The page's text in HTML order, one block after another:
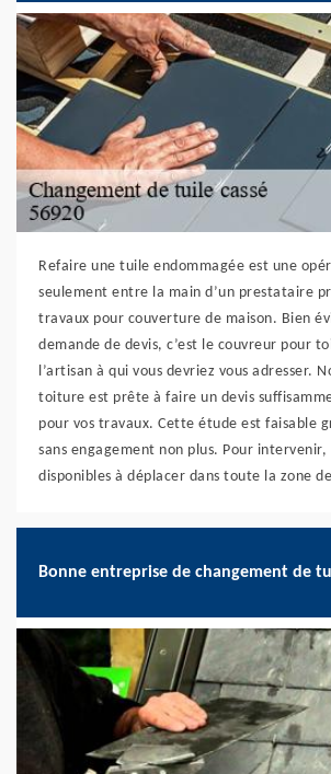
Refaire une tuile endommagée est une
seulement entre la main d’un prestataire
travaux pour couverture de maison. Bien
demande de devis, c’est le couvreur pour
l’artisan à qui vous devriez vous adresser.
toiture est prête à faire un devis
pour vos travaux. Cette étude est faisable
sans engagement non plus. Pour intervenir,
disponibles à déplacer dans toute la zone
Bonne entreprise de changement de